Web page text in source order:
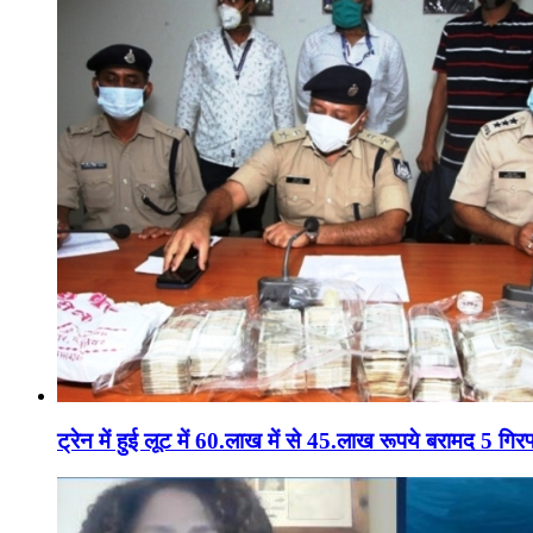
ट्रेन में हुई लूट में 60.लाख में से 45.लाख रूपये बरामद 5